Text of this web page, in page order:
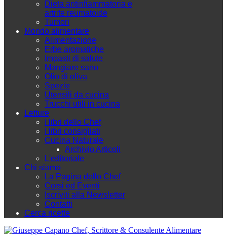
Dieta antinfiammatoria e
artrite reumatoide
Tumori
Mondo alimentare
Alimentazione
Erbe aromatiche
Impasti di salute
Mangiare sano
Olio di oliva
Spezie
Utensili da cucina
Trucchi utili in cucina
Letture
I libri dello Chef
I libri consigliati
Cucina Naturale
Archivio Articoli
L'editoriale
Chi siamo
La Pagina dello Chef
Corsi ed Eventi
Iscriviti alla Newsletter
Contatti
Cerca ricette